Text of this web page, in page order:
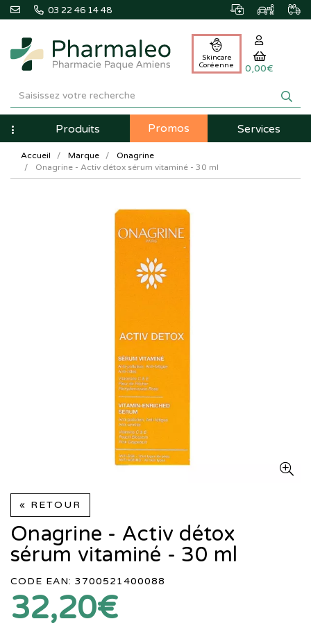
03 22 46 14 48
Pharmaleo
Pharmacie
Paque
Amiens
Skincare
Coréenne
0,00€
NavigationProduits Promos Services
Accueil Marque
Onagrine
Onagrine - Activ détox sérum vitaminé - 30 ml
« RETOUR
Onagrine - Activ détox
sérum vitaminé - 30 ml
CODE EAN: 3700521400088
32,20€